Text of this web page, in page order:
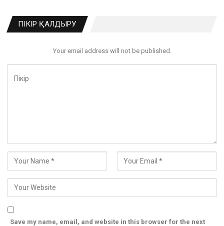
ПІКІР ҚАЛДЫРУ
Your email address will not be published.
Save my name, email, and website in this browser for the next